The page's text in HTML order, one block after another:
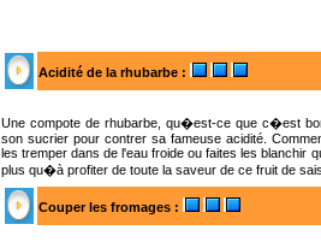
Acidité de la rhubarbe :
Une compote de rhubarbe, qu�est-ce que c�est
son sucrier pour contrer sa fameuse acidité.
les tremper dans de l'eau froide ou faites les blanchir
plus qu�à profiter de toute la saveur de ce fruit de
Couper les fromages :